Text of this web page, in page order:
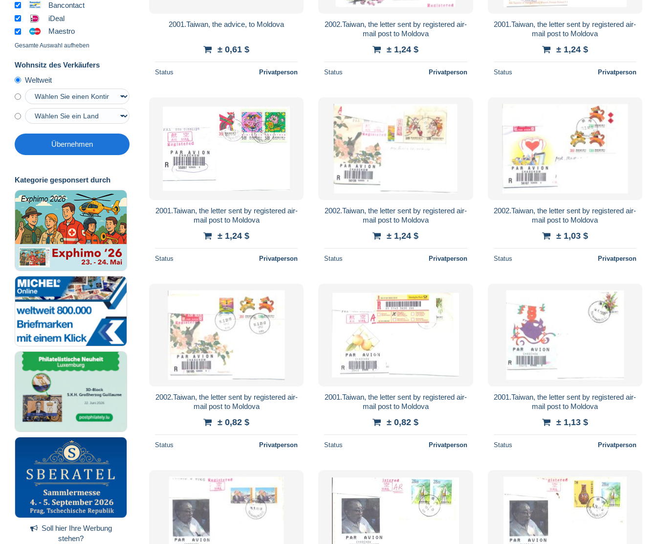
Bancontact
iDeal
Maestro
Gesamte Auswahl aufheben
Wohnsitz des Verkäufers
Weltweit
Übernehmen
Kategorie gesponsert durch
Soll hier Ihre Werbung
stehen?
2001.Taiwan, the advice, to Moldova
± 0,61 $
Status Privatperson
2002.Taiwan, the letter sent by registered air-
mail post to Moldova
± 1,24 $
Status Privatperson
2001.Taiwan, the letter sent by registered air-
mail post to Moldova
± 1,24 $
Status Privatperson
2001.Taiwan, the letter sent by registered air-
mail post to Moldova
± 1,24 $
Status Privatperson
2002.Taiwan, the letter sent by registered air-
mail post to Moldova
± 1,24 $
Status Privatperson
2002.Taiwan, the letter sent by registered air-
mail post to Moldova
± 1,03 $
Status Privatperson
2002.Taiwan, the letter sent by registered air-
mail post to Moldova
± 0,82 $
Status Privatperson
2001.Taiwan, the letter sent by registered air-
mail post to Moldova
± 0,82 $
Status Privatperson
2001.Taiwan, the letter sent by registered air-
mail post to Moldova
± 1,13 $
Status Privatperson